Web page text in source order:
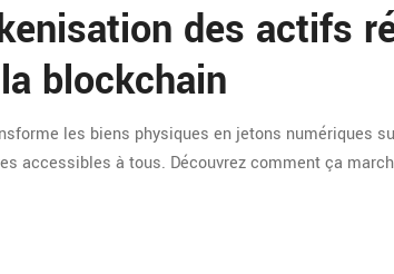
des actifs
blockchain
les biens physiques en jetons numériques
accessibles à tous. Découvrez comment ça